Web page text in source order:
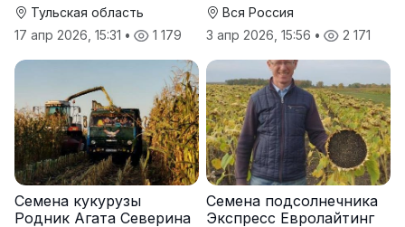
Тульская область
17 апр 2026, 15:31 • 1 179
Вся Россия
3 апр 2026, 15:56 • 2 171
Семена кукурузы
Родник Агата Северина
Семена подсолнечника
Экспресс Евролайтинг